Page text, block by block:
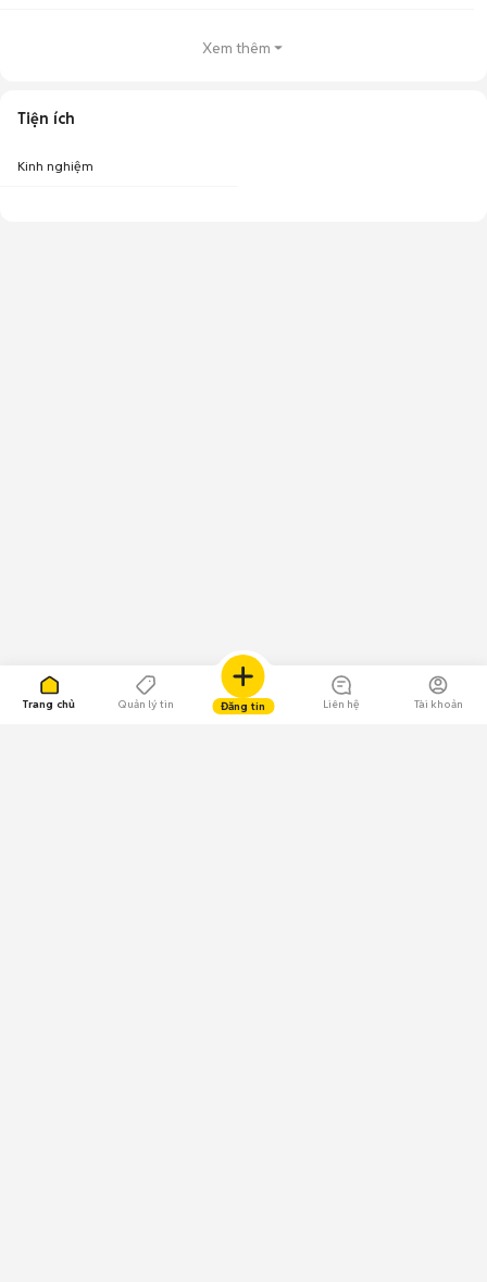
Trang chủ Quản lý tin Đăng tin Liên hệ Tài khoản
Xem thêm
Tiện ích
Kinh nghiệm